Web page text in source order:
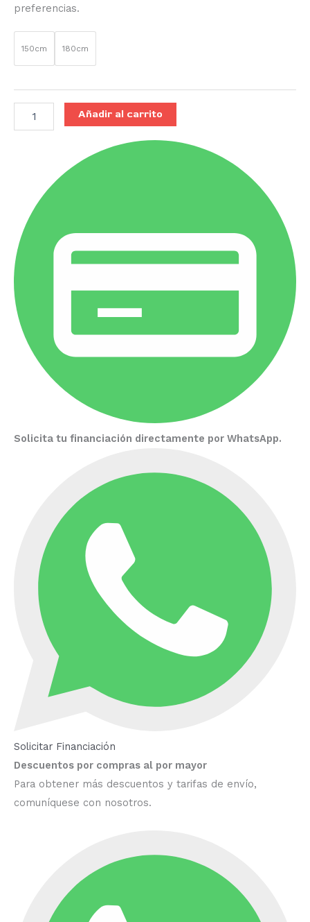
preferencias.
150cm 180cm
Añadir al carrito
Solicita tu financiación directamente por WhatsApp.
Solicitar Financiación
Descuentos por compras al por mayor
Para obtener más descuentos y tarifas de envío,
comuníquese con nosotros.